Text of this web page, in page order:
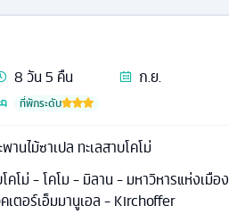
8วัน5 คืน
ก.ย.
ที่พักระดับ
นไม้ซาเปล ทะเลสาบโคโม่
คโม่ - โคโม - มิลาน - มหาวิหารแห่งเมือง
เตอร์เอ็มมานูเอล - Kirchoffer